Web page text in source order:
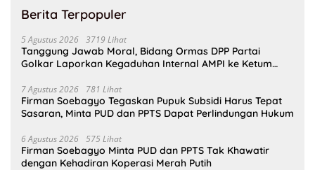
Berita Terpopuler
5 Agustus 2026 3719 Lihat
Tanggung Jawab Moral, Bidang Ormas DPP Partai
Golkar Laporkan Kegaduhan Internal AMPI ke Ketum
7 Agustus 2026 781 Lihat
Firman Soebagyo Tegaskan Pupuk Subsidi Harus Tepat
Sasaran, Minta PUD dan PPTS Dapat Perlindungan Hukum
6 Agustus 2026 575 Lihat
Firman Soebagyo Minta PUD dan PPTS Tak Khawatir
dengan Kehadiran Koperasi Merah Putih